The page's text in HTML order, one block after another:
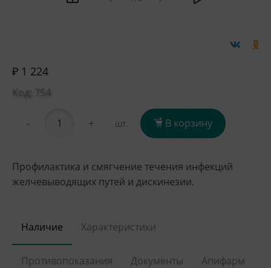
₽ 1 224
Код: 754
- + шт. В корзину
Профилактика и смягчение течения инфекций
желчевыводящих путей и дискинезии.
Наличие Характеристики
Противопоказания Документы Апифарм